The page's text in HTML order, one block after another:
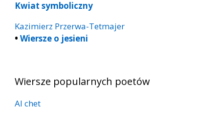
Kwiat symboliczny
Kazimierz Przerwa-Tetmajer
• Wiersze o jesieni
Wiersze popularnych poetów
Al chet